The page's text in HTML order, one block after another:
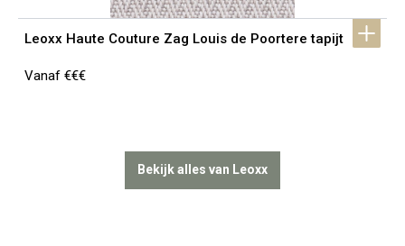
Leoxx Haute Couture Zag Louis de Poortere tapijt
Vanaf €€€
Bekijk alles van Leoxx